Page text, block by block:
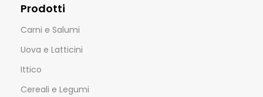
Prodotti
Carni e Salumi
Uova e Latticini
Ittico
Cereali e Legumi